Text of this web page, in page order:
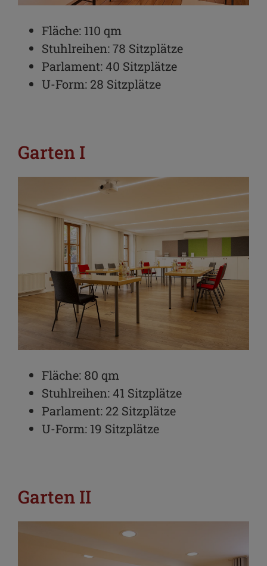
Fläche: 110 qm
Stuhlreihen: 78 Sitzplätze
Parlament: 40 Sitzplätze
U-Form: 28 Sitzplätze
Garten I
Fläche: 80 qm
Stuhlreihen: 41 Sitzplätze
Parlament: 22 Sitzplätze
U-Form: 19 Sitzplätze
Garten II